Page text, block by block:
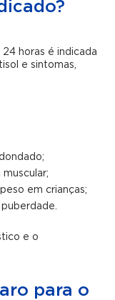
horas é indicada
e sintomas,
em crianças;
e o
para o